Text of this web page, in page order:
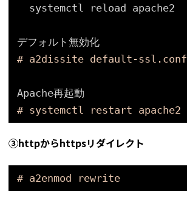
systemctl reload apache2
デフォルト無効化
# a2dissite default-ssl.conf
Apache再起動
# systemctl restart apache2
③httpからhttpsリダイレクト
# a2enmod rewrite